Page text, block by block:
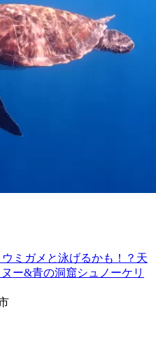
ミガメと泳げるかも！？天
ー&青の洞窟シュノーケリ